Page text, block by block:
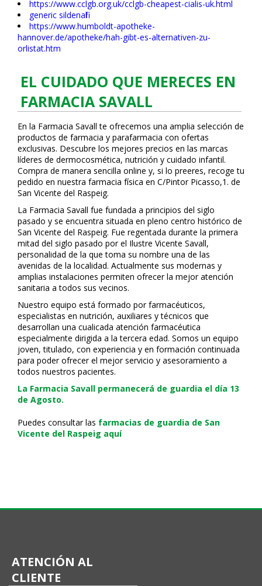
https://www.cclgb.org.uk/cclgb-cheapest-cialis-uk.html
generic sildenafil
https://www.humboldt-apotheke-
hannover.de/apotheke/hah-gibt-es-alternativen-zu-
orlistat.htm
EL CUIDADO QUE MERECES EN
FARMACIA SAVALL
En la Farmacia Savall te ofrecemos una amplia selección de
productos de farmacia y parafarmacia con ofertas
exclusivas. Descubre los mejores precios en las marcas
líderes de dermocosmética, nutrición y cuidado infantil.
Compra de manera sencilla online y, si lo prefieres, recoge tu
pedido en nuestra farmacia física en C/Pintor Picasso,1. de
San Vicente del Raspeig.
La Farmacia Savall fue fundada a principios del siglo
pasado y se encuentra situada en pleno centro histórico de
San Vicente del Raspeig. Fue regentada durante la primera
mitad del siglo pasado por el Ilustre Vicente Savall,
personalidad de la que toma su nombre una de las
avenidas de la localidad. Actualmente sus modernas y
amplias instalaciones permiten ofrecer la mejor atención
sanitaria a todos sus vecinos.
Nuestro equipo está formado por farmacéuticos,
especialistas en nutrición, auxiliares y técnicos que
desarrollan una cualificada atención farmacéutica
especialmente dirigida a la tercera edad. Somos un equipo
joven, titulado, con experiencia y en formación continuada
para poder ofrecer el mejor servicio y asesoramiento a
todos nuestros pacientes.
La Farmacia Savall permanecerá de guardia el día 13
de Agosto.
Puedes consultar las farmacias de guardia de San
Vicente del Raspeig aquí
ATENCIÓN AL
CLIENTE